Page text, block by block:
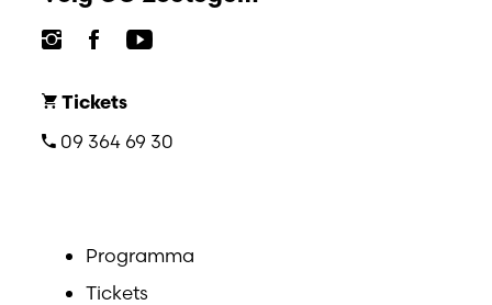
Tickets
09 364 69 30
Programma
Tickets